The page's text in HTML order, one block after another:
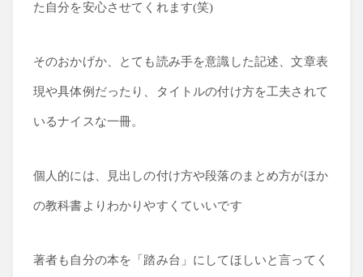
た自分を安心させてくれます(笑)
そのおかげか、とても読み手を意識した記述、文章表
現や具体例だったり、タイトルの付け方を工夫されて
いるナイスな一冊。
個人的には、見出しの付け方や段落のまとめ方がほか
の教科書よりわかりやすくていいです
著者も自分の本を「踏み台」にしてほしいと言ってく